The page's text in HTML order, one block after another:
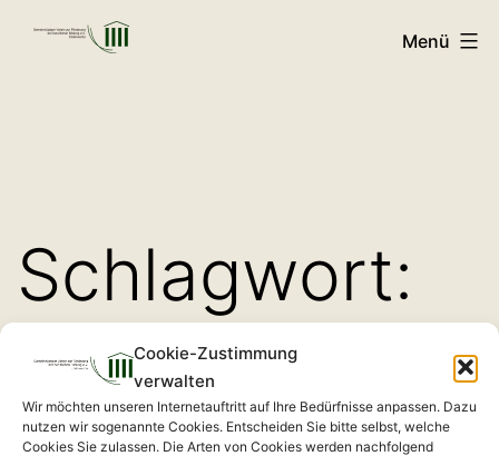
Cookie-Zustimmung
verwalten
Wir möchten unseren Internetauftritt auf Ihre Bedürfnisse anpassen. Dazu
nutzen wir sogenannte Cookies. Entscheiden Sie bitte selbst, welche
Cookies Sie zulassen. Die Arten von Cookies werden nachfolgend
Menü
Schlagwort:
3. Klasse